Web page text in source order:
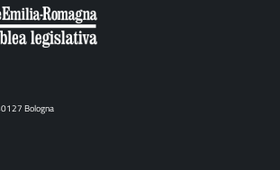
Bologna